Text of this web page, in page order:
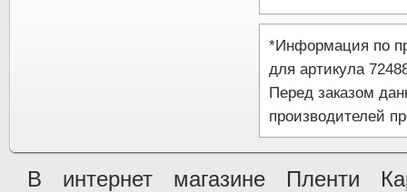
*Информация по
для артикула
Перед заказом
производителей
В интернет магазине Пленти